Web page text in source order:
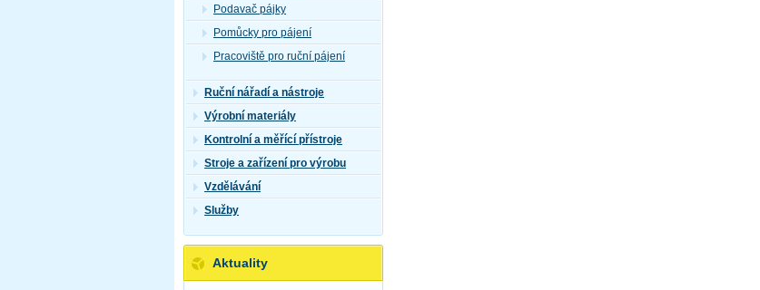
Podavač pájky
Pomůcky pro pájení
Pracoviště pro ruční pájení
Ruční nářadí a nástroje
Výrobní materiály
Kontrolní a měřící přístroje
Stroje a zařízení pro výrobu
Vzdělávání
Služby
Aktuality